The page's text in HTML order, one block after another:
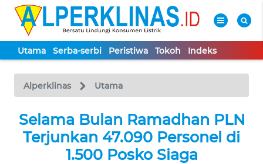
Utama Serba-serbi Peristiwa Tokoh Indeks
Alperklinas Utama
Selama Bulan Ramadhan PLN
Terjunkan 47.090 Personel di
1.500 Posko Siaga
TV
Tutup
UTAMA